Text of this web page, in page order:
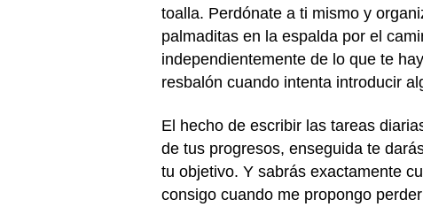
toalla. Perdónate a ti mismo y
palmaditas en la espalda por el
independientemente de lo que te
resbalón cuando intenta introducir
El hecho de escribir las tareas
de tus progresos, enseguida te
tu objetivo. Y sabrás exactamente
consigo cuando me propongo